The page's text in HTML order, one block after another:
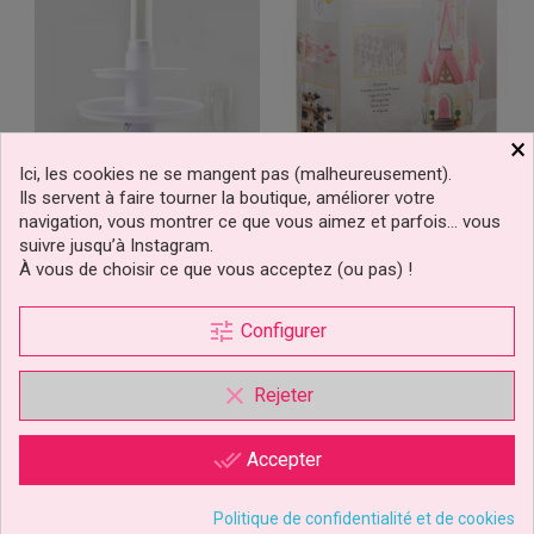
Présentoir À Gâteaux Avec
Boîte Surprise
Prix
89,90 €
Ajouter au panier
Présentoir Chateau
Romantique Wilton
Prix
23,29 €
Ajouter au panier
×
Ici, les cookies ne se mangent pas (malheureusement).
Ils servent à faire tourner la boutique, améliorer votre
navigation, vous montrer ce que vous aimez et parfois… vous
suivre jusqu’à Instagram.
À vous de choisir ce que vous acceptez (ou pas) !
tune Configurer
clear Rejeter
done_all Accepter
Politique de confidentialité et de cookies